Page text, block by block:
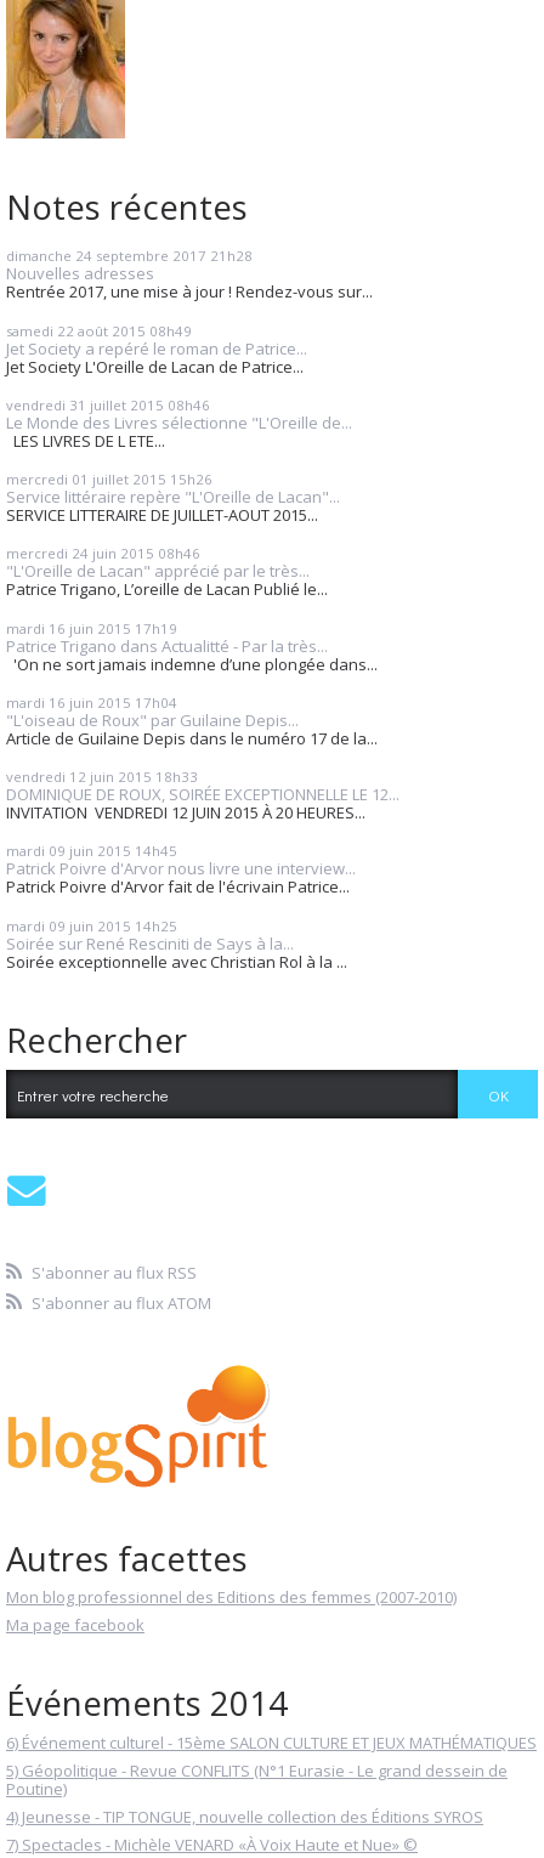
Notes récentes
dimanche 24 septembre 2017 21h28
Nouvelles adresses
Rentrée 2017, une mise à jour ! Rendez-vous sur...
samedi 22 août 2015 08h49
Jet Society a repéré le roman de Patrice...
Jet Society L'Oreille de Lacan de Patrice...
vendredi 31 juillet 2015 08h46
Le Monde des Livres sélectionne "L'Oreille de...
LES LIVRES DE L ETE...
mercredi 01 juillet 2015 15h26
Service littéraire repère "L'Oreille de Lacan"...
SERVICE LITTERAIRE DE JUILLET-AOUT 2015...
mercredi 24 juin 2015 08h46
"L'Oreille de Lacan" apprécié par le très...
Patrice Trigano, L’oreille de Lacan Publié le...
mardi 16 juin 2015 17h19
Patrice Trigano dans Actualitté - Par la très...
'On ne sort jamais indemne d’une plongée dans...
mardi 16 juin 2015 17h04
"L'oiseau de Roux" par Guilaine Depis...
Article de Guilaine Depis dans le numéro 17 de la...
vendredi 12 juin 2015 18h33
DOMINIQUE DE ROUX, SOIRÉE EXCEPTIONNELLE LE 12...
INVITATION VENDREDI 12 JUIN 2015 À 20 HEURES...
mardi 09 juin 2015 14h45
Patrick Poivre d'Arvor nous livre une interview...
Patrick Poivre d'Arvor fait de l'écrivain Patrice...
mardi 09 juin 2015 14h25
Soirée sur René Resciniti de Says à la...
Soirée exceptionnelle avec Christian Rol à la ...
Rechercher
S'abonner au flux RSS
S'abonner au flux ATOM
Autres facettes
Mon blog professionnel des Editions des femmes (2007-2010)
Ma page facebook
Événements 2014
6) Événement culturel - 15ème SALON CULTURE ET JEUX MATHÉMATIQUES
5) Géopolitique - Revue CONFLITS (N°1 Eurasie - Le grand dessein de
Poutine)
4) Jeunesse - TIP TONGUE, nouvelle collection des Éditions SYROS
7) Spectacles - Michèle VENARD «À Voix Haute et Nue» ©